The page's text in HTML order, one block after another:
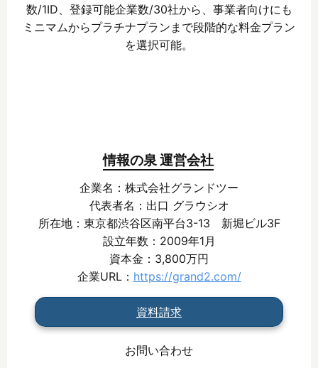
数/1ID、登録可能企業数/30社から、事業者向けにも
ミニマムからプラチナプランまで段階的な料金プラン
を選択可能。
情報の泉 運営会社
企業名：株式会社グランドツー
代表者名：出口 グラウシオ
所在地：東京都渋谷区南平台3-13 新堀ビル3F
設立年数：2009年1月
資本金：3,800万円
企業URL： https://grand2.com/
資料請求
お問い合わせ